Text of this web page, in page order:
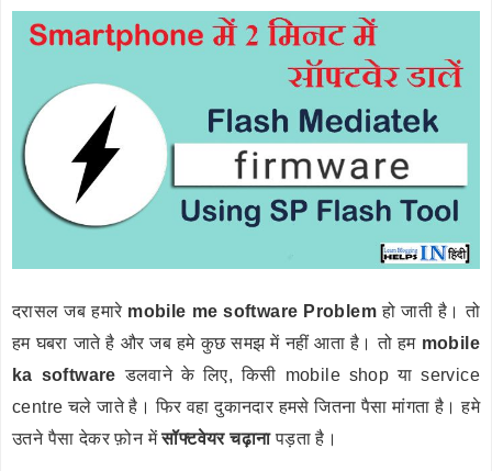
दरासल जब हमारे mobile me software Problem हो जाती है। तो
हम घबरा जाते है और जब हमे कुछ समझ में नहीं आता है। तो हम mobile
ka software डलवाने के लिए, किसी mobile shop या service
centre चले जाते है। फिर वहा दुकानदार हमसे जितना पैसा मांगता है। हमे
उतने पैसा देकर फ़ोन मेंसॉफ्टवेयर चढ़ानापड़ता है।